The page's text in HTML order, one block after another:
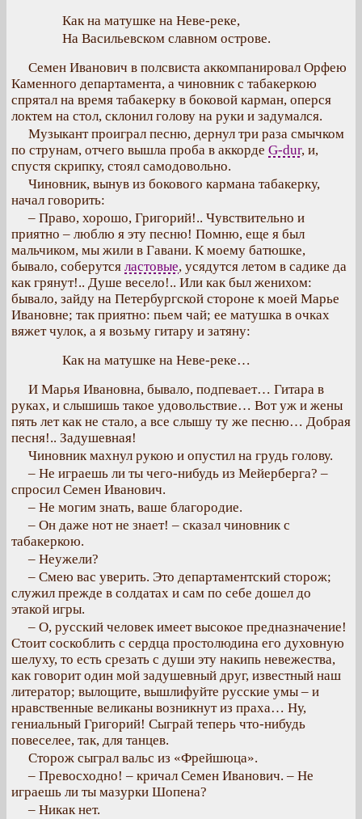
Как на матушке на Неве-реке,
На Васильевском славном острове.
Семен Иванович в полсвиста аккомпанировал Орфею
Каменного департамента, а чиновник с табакеркою
спрятал на время табакерку в боковой карман, оперся
локтем на стол, склонил голову на руки и задумался.
Музыкант проиграл песню, дернул три раза смычком
по струнам, отчего вышла проба в аккорде G-dur, и,
спустя скрипку, стоял самодовольно.
Чиновник, вынув из бокового кармана табакерку,
начал говорить:
– Право, хорошо, Григорий!.. Чувствительно и
приятно – люблю я эту песню! Помню, еще я был
мальчиком, мы жили в Гавани. К моему батюшке,
бывало, соберутся ластовые, усядутся летом в садике да
как грянут!.. Душе весело!.. Или как был женихом:
бывало, зайду на Петербургской стороне к моей Марье
Ивановне; так приятно: пьем чай; ее матушка в очках
вяжет чулок, а я возьму гитару и затяну:
Как на матушке на Неве-реке…
И Марья Ивановна, бывало, подпевает… Гитара в
руках, и слышишь такое удовольствие… Вот уж и жены
пять лет как не стало, а все слышу ту же песню… Добрая
песня!.. Задушевная!
Чиновник махнул рукою и опустил на грудь голову.
– Не играешь ли ты чего-нибудь из Мейерберга? –
спросил Семен Иванович.
– Не могим знать, ваше благородие.
– Он даже нот не знает! – сказал чиновник с
табакеркою.
– Неужели?
– Смею вас уверить. Это департаментский сторож;
служил прежде в солдатах и сам по себе дошел до
этакой игры.
– О, русский человек имеет высокое предназначение!
Стоит соскоблить с сердца простолюдина его духовную
шелуху, то есть срезать с души эту накипь невежества,
как говорит один мой задушевный друг, известный наш
литератор; вылощите, вышлифуйте русские умы – и
нравственные великаны возникнут из праха… Ну,
гениальный Григорий! Сыграй теперь что-нибудь
повеселее, так, для танцев.
Сторож сыграл вальс из «Фрейшюца».
– Превосходно! – кричал Семен Иванович. – Не
играешь ли ты мазурки Шопена?
– Никак нет.